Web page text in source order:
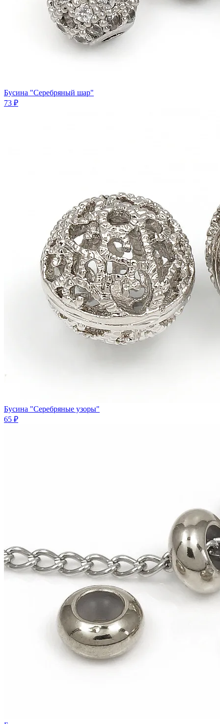
Бусина "Серебряный шар"
73 ₽
Бусина "Серебряные узоры"
65 ₽